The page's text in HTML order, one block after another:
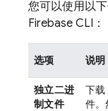
您可以使用以
Firebase CLI：
选项 说明
独立二进
制文件
下载
件。